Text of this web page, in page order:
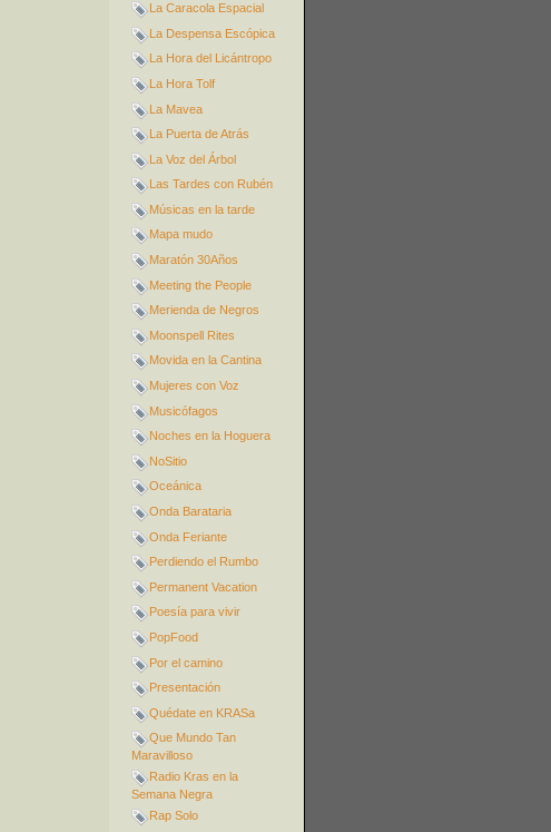
La Caracola Espacial
La Despensa Escópica
La Hora del Licántropo
La Hora Tolf
La Mavea
La Puerta de Atrás
La Voz del Árbol
Las Tardes con Rubén
Músicas en la tarde
Mapa mudo
Maratón 30Años
Meeting the People
Merienda de Negros
Moonspell Rites
Movida en la Cantina
Mujeres con Voz
Musicófagos
Noches en la Hoguera
NoSitio
Oceánica
Onda Barataria
Onda Feriante
Perdiendo el Rumbo
Permanent Vacation
Poesía para vivir
PopFood
Por el camino
Presentación
Quédate en KRASa
Que Mundo Tan
Maravilloso
Radio Kras en la
Semana Negra
Rap Solo